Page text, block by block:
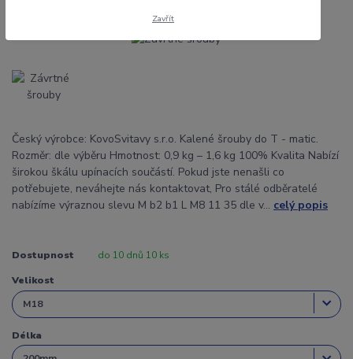
Český výrobce: KovoSvitavy s.r.o. Kalené šrouby do T - matic.
Rozměr: dle výběru Hmotnost: 0,9 kg – 1,6 kg 100% Kvalita Nabízí
širokou škálu upínacích součástí. Pokud jste nenašli co
potřebujete, neváhejte nás kontaktovat, Pro stálé odběratelé
nabízíme výraznou slevu M b2 b1 L M8 11 35 dle v... celý popis
Dostupnost do 10 dnů 10 ks
Velikost
Délka
Zavřít